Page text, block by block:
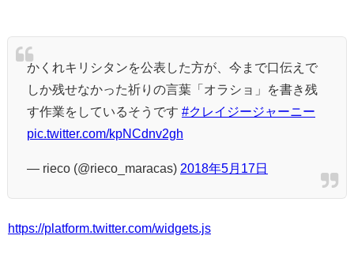
かくれキリシタンを公表した方が、今まで口伝えで
しか残せなかった祈りの言葉「オラショ」を書き残
す作業をしているそうです #クレイジージャーニー
pic.twitter.com/kpNCdnv2gh
— rieco (@rieco_maracas) 2018年5月17日
https://platform.twitter.com/widgets.js